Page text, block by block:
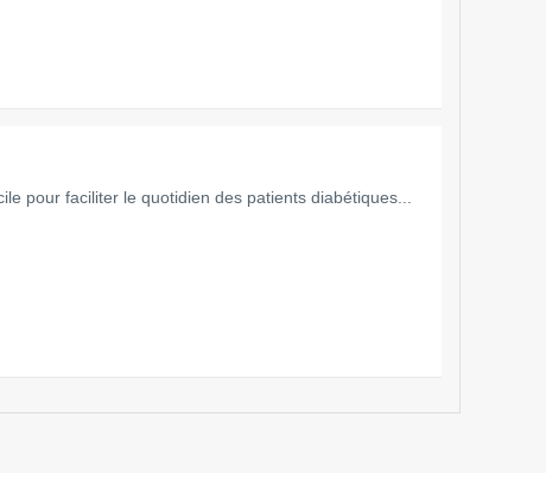
pour faciliter le quotidien des patients diabétiques...